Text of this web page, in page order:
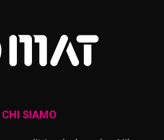
CHI SIAMO